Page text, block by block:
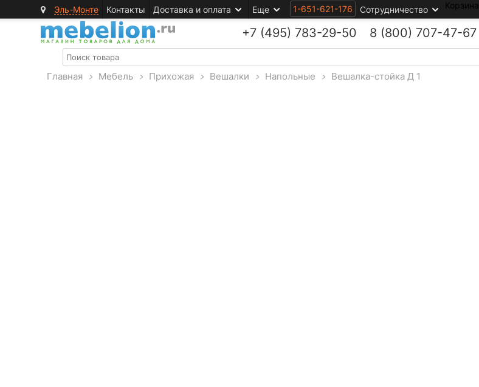
Эль-Монте Контакты Доставка и оплата Еще 1-651-621-176 Сотрудничество Корзина
+7 (495) 783-29-50 8 (800) 707-47-67
Главная > Мебель > Прихожая > Вешалки > Напольные > Вешалка-стойка Д 1